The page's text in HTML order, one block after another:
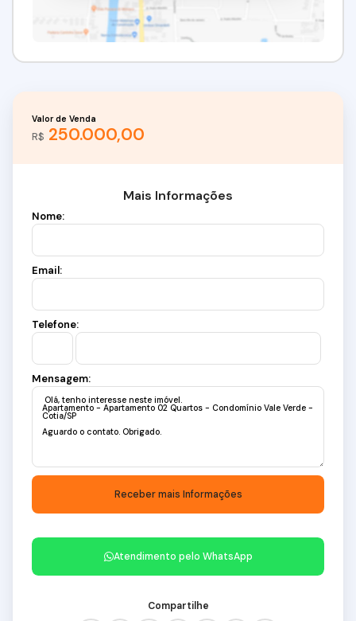
R$ 250.000,00
Valor de Venda
Mais Informações
Nome:
Email:
Telefone:
Mensagem:
Atendimento pelo WhatsApp
Compartilhe